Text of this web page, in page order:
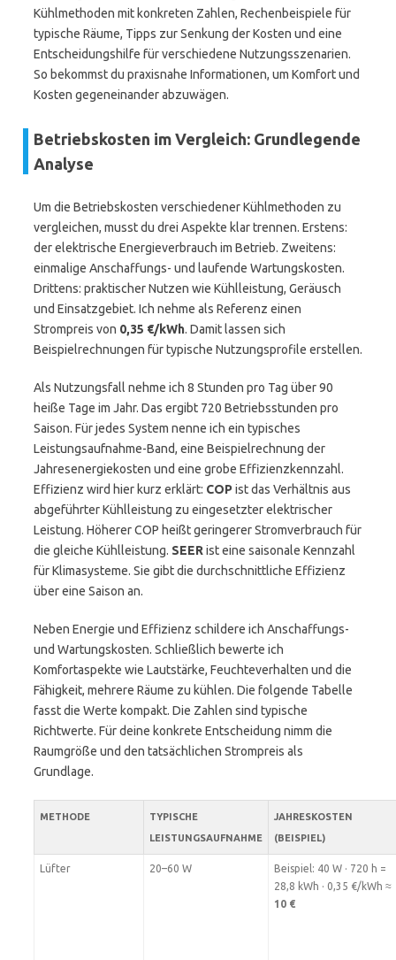
Kühlmethoden mit konkreten Zahlen, Rechenbeispiele für
typische Räume, Tipps zur Senkung der Kosten und eine
Entscheidungshilfe für verschiedene Nutzungsszenarien.
So bekommst du praxisnahe Informationen, um Komfort und
Kosten gegeneinander abzuwägen.
Betriebskosten im Vergleich: Grundlegende
Analyse
Um die Betriebskosten verschiedener Kühlmethoden zu
vergleichen, musst du drei Aspekte klar trennen. Erstens:
der elektrische Energieverbrauch im Betrieb. Zweitens:
einmalige Anschaffungs- und laufende Wartungskosten.
Drittens: praktischer Nutzen wie Kühlleistung, Geräusch
und Einsatzgebiet. Ich nehme als Referenz einen
Strompreis von 0,35 €/kWh. Damit lassen sich
Beispielrechnungen für typische Nutzungsprofile erstellen.
Als Nutzungsfall nehme ich 8 Stunden pro Tag über 90
heiße Tage im Jahr. Das ergibt 720 Betriebsstunden pro
Saison. Für jedes System nenne ich ein typisches
Leistungsaufnahme-Band, eine Beispielrechnung der
Jahresenergiekosten und eine grobe Effizienzkennzahl.
Effizienz wird hier kurz erklärt: COP ist das Verhältnis aus
abgeführter Kühlleistung zu eingesetzter elektrischer
Leistung. Höherer COP heißt geringerer Stromverbrauch für
die gleiche Kühlleistung. SEER ist eine saisonale Kennzahl
für Klimasysteme. Sie gibt die durchschnittliche Effizienz
über eine Saison an.
Neben Energie und Effizienz schildere ich Anschaffungs-
und Wartungskosten. Schließlich bewerte ich
Komfortaspekte wie Lautstärke, Feuchteverhalten und die
Fähigkeit, mehrere Räume zu kühlen. Die folgende Tabelle
fasst die Werte kompakt. Die Zahlen sind typische
Richtwerte. Für deine konkrete Entscheidung nimm die
Raumgröße und den tatsächlichen Strompreis als
Grundlage.
METHODE
TYPISCHE
LEISTUNGSAUFNAHME
JAHRESKOSTEN
(BEISPIEL)
Lüfter 20–60 W
Beispiel: 40 W · 720 h =
28,8 kWh · 0,35 €/kWh ≈
10 €